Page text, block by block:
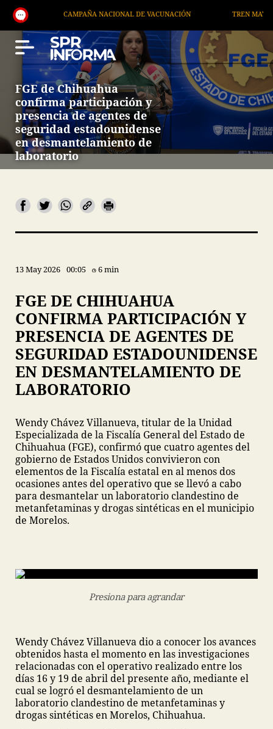
NACIONAL DE VACUNACIÓN TREN MAYA
FGE de Chihuahua
confirma participación y
presencia de agentes de
seguridad estadounidense
en desmantelamiento de
laboratorio
13 May 2026 00:05 6 min
FGE DE CHIHUAHUA
CONFIRMA PARTICIPACIÓN Y
PRESENCIA DE AGENTES DE
SEGURIDAD ESTADOUNIDENSE
EN DESMANTELAMIENTO DE
LABORATORIO
Wendy Chávez Villanueva, titular de la Unidad
Especializada de la Fiscalía General del Estado de
Chihuahua (FGE), confirmó que cuatro agentes del
gobierno de Estados Unidos convivieron con
elementos de la Fiscalía estatal en al menos dos
ocasiones antes del operativo que se llevó a cabo
para desmantelar un laboratorio clandestino de
metanfetaminas y drogas sintéticas en el municipio
de Morelos.
Presiona para agrandar
Wendy Chávez Villanueva dio a conocer los avances
obtenidos hasta el momento en las investigaciones
relacionadas con el operativo realizado entre los
días 16 y 19 de abril del presente año, mediante el
cual se logró el desmantelamiento de un
laboratorio clandestino de metanfetaminas y
drogas sintéticas en Morelos, Chihuahua.